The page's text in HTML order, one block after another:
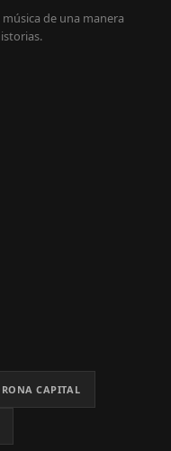
de una manera
CAPITAL